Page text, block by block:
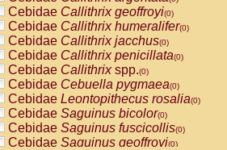
Cebidae Callithrix geoffroyi(0)
Cebidae Callithrix humeralifer(0)
Cebidae Callithrix jacchus(0)
Cebidae Callithrix penicillata(0)
Cebidae Callithrixspp.(0)
Cebidae Cebuella pygmaea(0)
Cebidae Leontopithecus rosalia(0)
Cebidae Saguinus bicolor(0)
Cebidae Saguinus fuscicollis(0)
Cebidae Saguinus geoffroyi(0)